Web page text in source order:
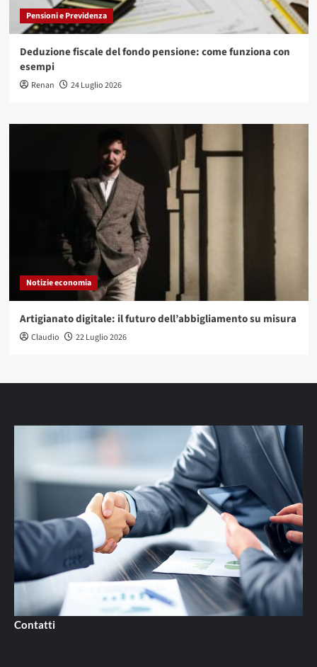
Pensioni e Previdenza
Deduzione fiscale del fondo pensione: come funziona con
esempi
Renan 24 Luglio 2026
Notizie economia
Artigianato digitale: il futuro dell’abbigliamento su misura
Claudio 22 Luglio 2026
Contatti